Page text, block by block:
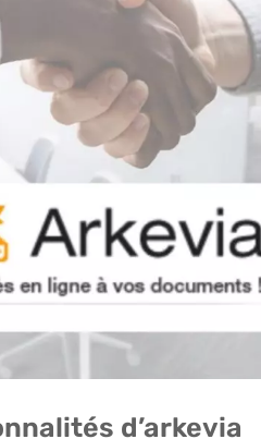
d’arkevia